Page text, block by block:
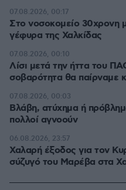
Στο νοσοκομείο 30χρονη
γέφυρα της Χαλκίδας
07.08.2026, 00:17
Λίσι μετά την ήττα του
σοβαρότητα θα παίρναμε
07.08.2026, 00:10
Βλάβη, ατύχημα ή
πολλοί αγνοούν
07.08.2026, 00:03
Χαλαρή έξοδος για τον
σύζυγό του Μαρέβα στα
06.08.2026, 23:57